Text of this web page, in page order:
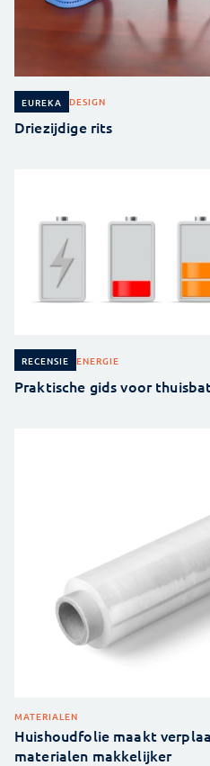
EUREKA DESIGN
Driezijdige rits
RECENSIE ENERGIE
Praktische gids voor
MATERIALEN
Huishoudfolie maakt
materialen makkelijker